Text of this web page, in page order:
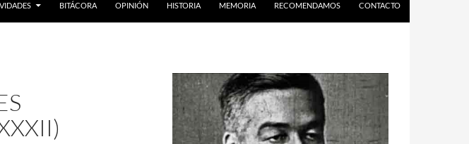
BITÁCORA OPINIÓN HISTORIA MEMORIA RECOMENDAMOS CONTACTO